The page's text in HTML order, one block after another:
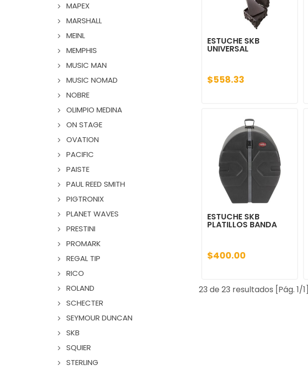
MAPEX
MARSHALL
MEINL
MEMPHIS
MUSIC MAN
MUSIC NOMAD
NOBRE
OLIMPIO MEDINA
ON STAGE
OVATION
PACIFIC
PAISTE
PAUL REED SMITH
PIGTRONIX
PLANET WAVES
PRESTINI
PROMARK
REGAL TIP
RICO
ROLAND
SCHECTER
SEYMOUR DUNCAN
SKB
SQUIER
STERLING
ESTUCHE SKB
UNIVERSAL
$558.33
ESTUCHE SKB
PLATILLOS BANDA
$400.00
23 de 23 resultados [Pág. 1/1]